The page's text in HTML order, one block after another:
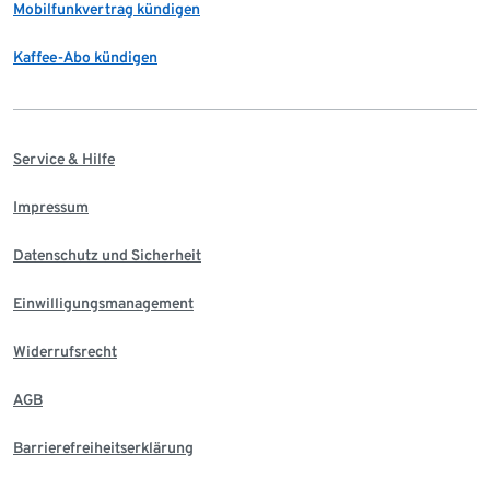
Mobilfunkvertrag kündigen
Kaffee-Abo kündigen
Service & Hilfe
Impressum
Datenschutz und Sicherheit
Einwilligungsmanagement
Widerrufsrecht
AGB
Barrierefreiheitserklärung